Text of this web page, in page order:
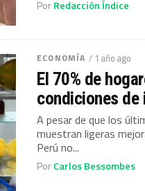
PorRedacción Índice
ECONOMÍA / 1 año ago
El 70% de
condiciones
A pesar de que los
muestran ligeras
Perú no...
PorCarlos Bessombes